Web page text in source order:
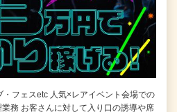
・フェスetc 人気×レアイベント会場での
務 お客さんに対して入り口の誘導や席